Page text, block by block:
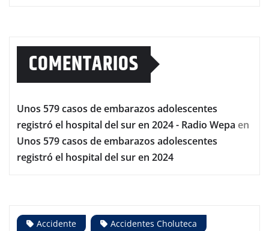
COMENTARIOS
Unos 579 casos de embarazos adolescentes
registró el hospital del sur en 2024 - Radio Wepa en
Unos 579 casos de embarazos adolescentes
registró el hospital del sur en 2024
Accidente
Accidentes Choluteca